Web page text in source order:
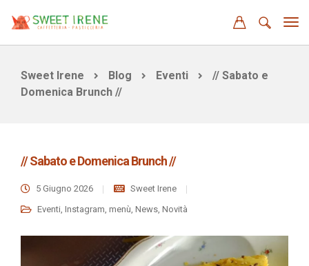
Sweet Irene Blog Eventi
// Sabato e
Domenica Brunch //
// Sabato e Domenica Brunch //
5 Giugno 2026
Sweet Irene
Eventi, Instagram, menù, News, Novità